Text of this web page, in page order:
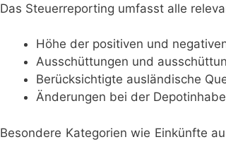
Das Steuerreporting umfasst alle
Höhe der positiven und
Ausschüttungen und
Berücksichtigte ausländische
Änderungen bei der
Besondere Kategorien wie Einkünfte